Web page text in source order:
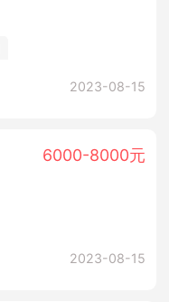
2023-08-15
6000-8000元
2023-08-15